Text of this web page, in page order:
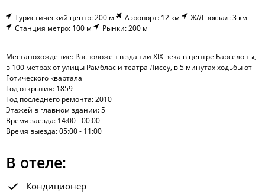
Туристический центр: 200 м Аэропорт: 12 км
Ж/Д вокзал: 3 км
Станция метро: 100 м
Рынки: 200 м
Местанохождение: Расположен в здании XIX века в центре Барселоны,
в 100 метрах от улицы Рамблас и театра Лисеу, в 5 минутах ходьбы от
Готического квартала
Год открытия: 1859
Год последнего ремонта: 2010
Этажей в главном здании: 5
Время заезда: 14:00 - 00:00
Время выезда: 05:00 - 11:00
В отеле:
Кондиционер